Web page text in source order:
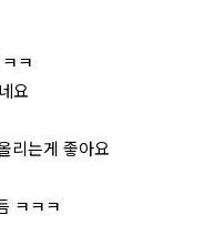
ㅋ
요
리는게 좋아요
ㅋㅋㅋ